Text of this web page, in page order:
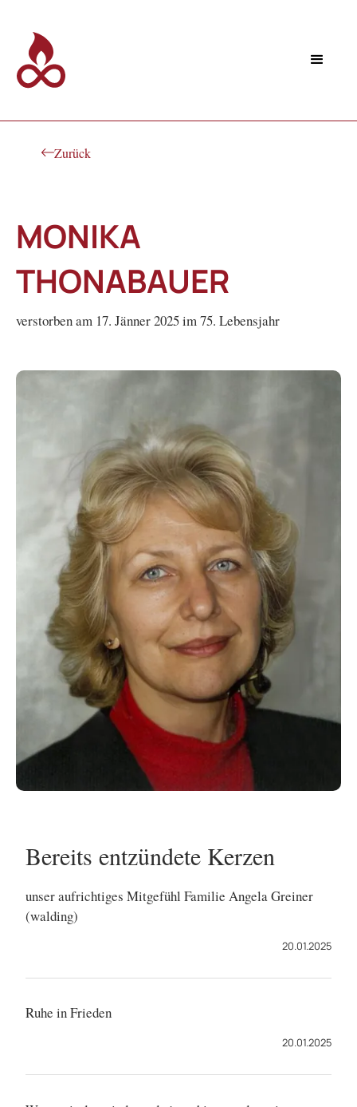
Zurück
MONIKA
THONABAUER
verstorben am 17. Jänner 2025 im 75. Lebensjahr
Bereits entzündete Kerzen
unser aufrichtiges Mitgefühl Familie Angela Greiner
(walding)
20.01.2025
Ruhe in Frieden
20.01.2025